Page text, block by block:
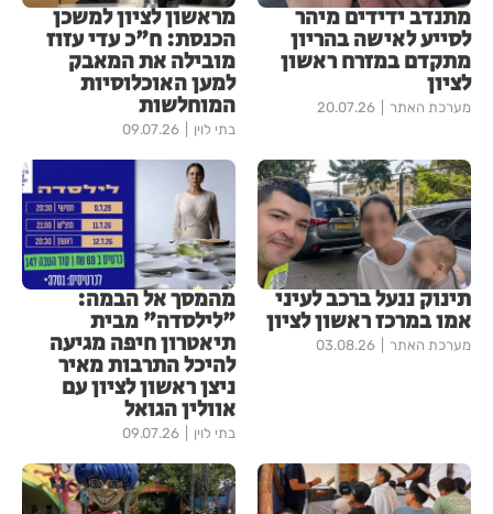
מתנדב ידידים מיהר
לסייע לאישה בהריון
מתקדם במזרח ראשון
לציון
מערכת האתר 20.07.26
מראשון לציון למשכן
הכנסת: ח"כ עדי עזוז
מובילה את המאבק
למען האוכלוסיות
המוחלשות
בתי לוין 09.07.26
תינוק ננעל ברכב לעיני
אמו במרכז ראשון לציון
מערכת האתר 03.08.26
מהמסך אל הבמה:
"לילסדה" מבית
תיאטרון חיפה מגיעה
להיכל התרבות מאיר
ניצן ראשון לציון עם
אוולין הגואל
בתי לוין 09.07.26